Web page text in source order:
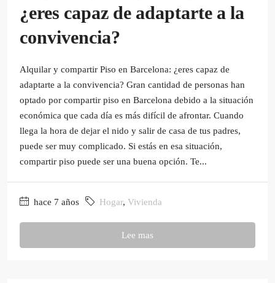
¿eres capaz de adaptarte a la
convivencia?
Alquilar y compartir Piso en Barcelona: ¿eres capaz de
adaptarte a la convivencia? Gran cantidad de personas han
optado por compartir piso en Barcelona debido a la situación
económica que cada día es más difícil de afrontar. Cuando
llega la hora de dejar el nido y salir de casa de tus padres,
puede ser muy complicado. Si estás en esa situación,
compartir piso puede ser una buena opción. Te...
hace 7 años Hogar, Vivienda
Lee mas